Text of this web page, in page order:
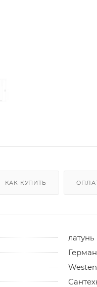
КАК КУПИТЬ
латунь
Westen